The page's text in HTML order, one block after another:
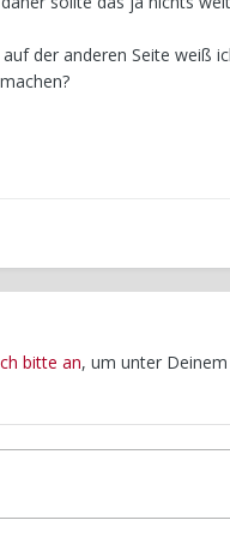
der anderen Seite weiß
bitte an, um unter Deinem